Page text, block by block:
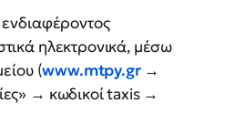
ηλεκτρονικά, μέσω
(www.mtpy.gr→
→ κωδικοί taxis →